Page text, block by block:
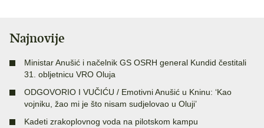
Najnovije
Ministar Anušić i načelnik GS OSRH general Kundid čestitali
31. obljetnicu VRO Oluja
ODGOVORIO I VUČIĆU / Emotivni Anušić u Kninu: ‘Kao
vojniku, žao mi je što nisam sudjelovao u Oluji’
Kadeti zrakoplovnog voda na pilotskom kampu